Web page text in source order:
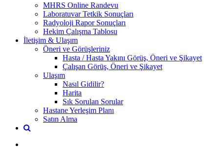
MHRS Online Randevu
Laboratuvar Tetkik Sonuçları
Radyoloji Rapor Sonuçları
Hekim Çalışma Tablosu
İletişim & Ulaşım
Öneri ve Görüşleriniz
Hasta / Hasta Yakını Görüş, Öneri ve Şikayet
Çalışan Görüş, Öneri ve Şikayet
Ulaşım
Nasıl Gidilir?
Harita
Sık Sorulan Sorular
Hastane Yerleşim Planı
Satın Alma